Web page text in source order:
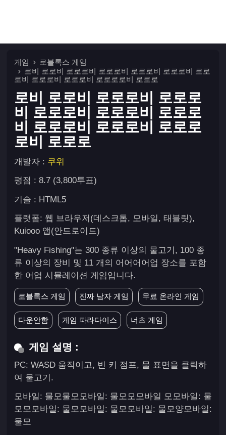
게임
로블록스 게임
로비 로로비 로로로비 로로로비 로로로비 로로로비 로로
로비 로로로비 로로로비 로로로로비 로로로
로비 로로비 로로로비 로로로
비 로로로비 로로로비 로로로
비 로로로비 로로로비 로로로
로비 로로로
개발자 : 쿠위
평점 : 8.7 (3,800투표)
기술 : HTML5
플랫폼: 웹 브라우저(데스크톱, 모바일, 태블릿),
Kuiooo 앱(안드로이드)
"Heavy Fishing"는 300 종류 이상의 물고기, 100 종
류 이상의 장비 및 11 개의 어어어어업 장소를 포함
한 어업 시뮬레이션 게임입니다.
로블록스 게임 진짜 남자 게임 무료 온라인 게임
다운안함 게임 파라다이스 너츠 게임
게임 설명 :
PC: WASD 움직이고, 빈 키 점프, 물 표면을 클릭하
여 물고기.
모바일: 물모물모모바일: 물모모모바일 모모바일: 물
모모모바일: 물모모바일: 물모모바일: 물모양모바일:
물모